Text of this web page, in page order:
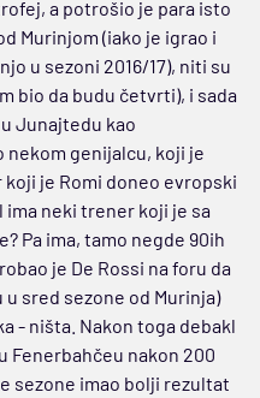
a potrošio je para isto
Murinjom (iako je igrao i
u sezoni 2016/17), niti su
bio da budu četvrti), i sada
Junajtedu kao
nekom genijalcu, koji je
je Romi doneo evropski
ima neki trener koji je sa
Pa ima, tamo negde 90ih
je De Rossi na foru da
sred sezone od Murinja)
- ništa. Nakon toga debakl
Fenerbahčeu nakon 200
sezone imao bolji rezultat